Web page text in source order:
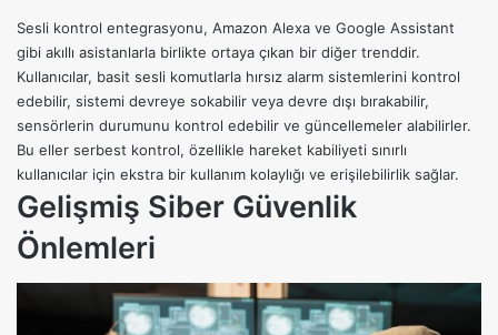
Sesli kontrol entegrasyonu, Amazon Alexa ve Google Assistant
gibi akıllı asistanlarla birlikte ortaya çıkan bir diğer trenddir.
Kullanıcılar, basit sesli komutlarla hırsız alarm sistemlerini kontrol
edebilir, sistemi devreye sokabilir veya devre dışı bırakabilir,
sensörlerin durumunu kontrol edebilir ve güncellemeler alabilirler.
Bu eller serbest kontrol, özellikle hareket kabiliyeti sınırlı
kullanıcılar için ekstra bir kullanım kolaylığı ve erişilebilirlik sağlar.
Gelişmiş Siber Güvenlik
Önlemleri